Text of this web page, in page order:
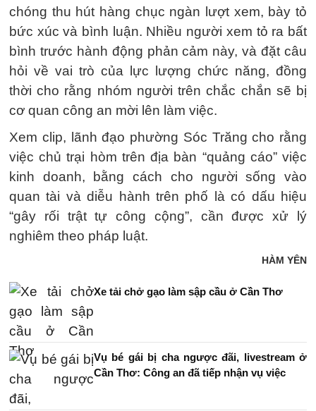
chóng thu hút hàng chục ngàn lượt xem, bày tỏ
bức xúc và bình luận. Nhiều người xem tỏ ra bất
bình trước hành động phản cảm này, và đặt câu
hỏi về vai trò của lực lượng chức năng, đồng
thời cho rằng nhóm người trên chắc chắn sẽ bị
cơ quan công an mời lên làm việc.
Xem clip, lãnh đạo phường Sóc Trăng cho rằng
việc chủ trại hòm trên địa bàn “quảng cáo” việc
kinh doanh, bằng cách cho người sống vào
quan tài và diễu hành trên phố là có dấu hiệu
“gây rối trật tự công cộng”, cần được xử lý
nghiêm theo pháp luật.
HÀM YÊN
Xe tải chở gạo làm sập cầu ở Cần Thơ
Vụ bé gái bị cha ngược đãi, livestream ở
Cần Thơ: Công an đã tiếp nhận vụ việc